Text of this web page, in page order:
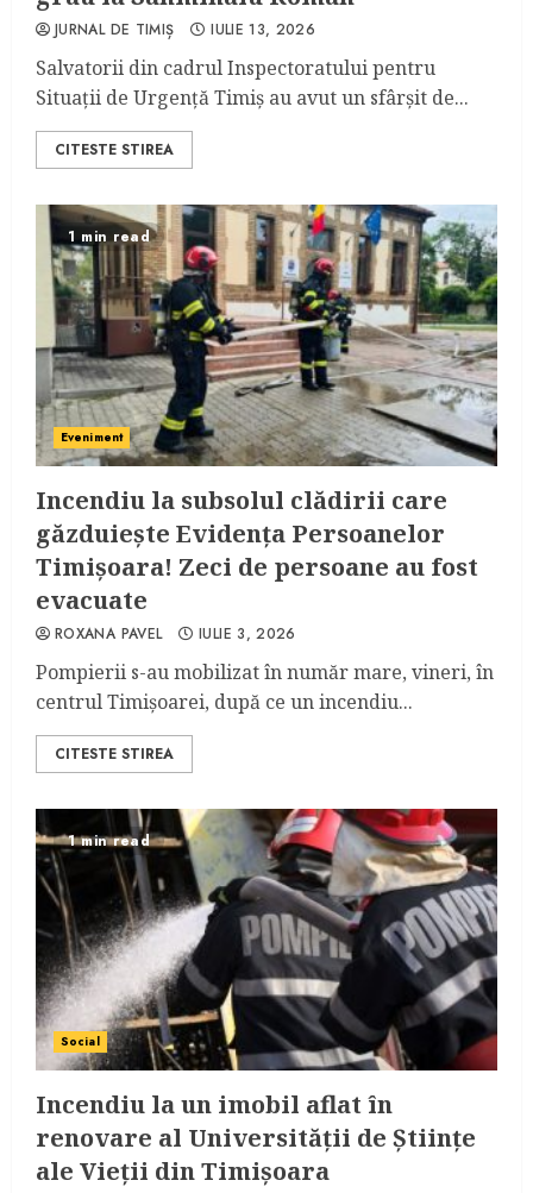
JURNAL DE TIMIȘ IULIE 13, 2026
Salvatorii din cadrul Inspectoratului pentru
Situații de Urgență Timiș au avut un sfârșit de...
CITESTE STIREA
1 min read
Eveniment
Incendiu la subsolul clădirii care
găzduieşte Evidenţa Persoanelor
Timişoara! Zeci de persoane au fost
evacuate
ROXANA PAVEL IULIE 3, 2026
Pompierii s-au mobilizat în număr mare, vineri, în
centrul Timişoarei, după ce un incendiu...
CITESTE STIREA
1 min read
Social
Incendiu la un imobil aflat în
renovare al Universităţii de Ştiinţe
ale Vieţii din Timişoara